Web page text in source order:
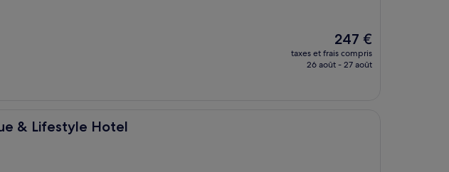
Le
nouveau
prix
247 €
taxes et frais compris
26 août - 27 août
& Lifestyle Hotel
Hotel